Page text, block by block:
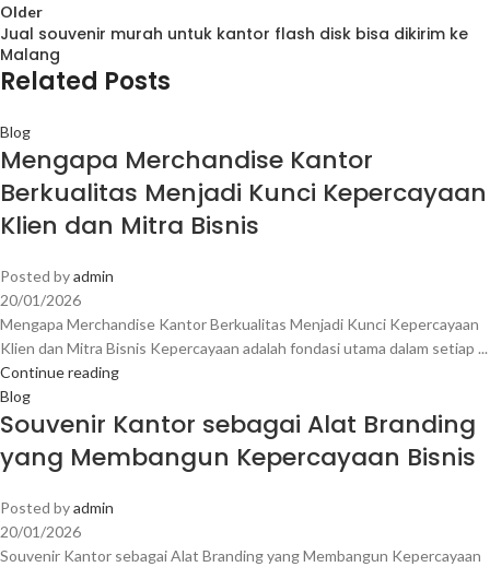
Older
Jual souvenir murah untuk kantor flash disk bisa dikirim ke
Malang
Related Posts
Blog
Mengapa Merchandise Kantor
Berkualitas Menjadi Kunci Kepercayaan
Klien dan Mitra Bisnis
Posted byadmin
20/01/2026
Mengapa Merchandise Kantor Berkualitas Menjadi Kunci Kepercayaan
Klien dan Mitra Bisnis Kepercayaan adalah fondasi utama dalam setiap ...
Continue reading
Blog
Souvenir Kantor sebagai Alat Branding
yang Membangun Kepercayaan Bisnis
Posted byadmin
20/01/2026
Souvenir Kantor sebagai Alat Branding yang Membangun Kepercayaan